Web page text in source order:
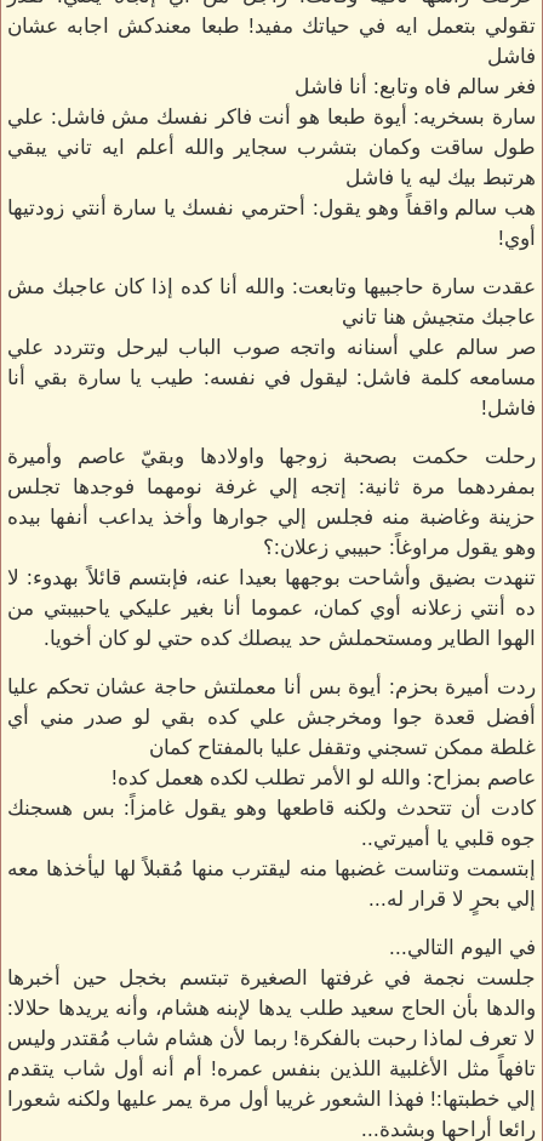
تقولي بتعمل ايه في حياتك مفيد! طبعا معندكش اجابه عشان
فاشل
فغر سالم فاه وتابع: أنا فاشل
سارة بسخريه: أيوة طبعا هو أنت فاكر نفسك مش فاشل: علي
طول ساقت وكمان بتشرب سجاير والله أعلم ايه تاني يبقي
هرتبط بيك ليه يا فاشل
هب سالم واقفاً وهو يقول: أحترمي نفسك يا سارة أنتي زودتيها
أوي!
عقدت سارة حاجبيها وتابعت: والله أنا كده إذا كان عاجبك مش
عاجبك متجيش هنا تاني
صر سالم علي أسنانه واتجه صوب الباب ليرحل وتتردد علي
مسامعه كلمة فاشل: ليقول في نفسه: طيب يا سارة بقي أنا
فاشل!
رحلت حكمت بصحبة زوجها واولادها وبقيّ عاصم وأميرة
بمفردهما مرة ثانية: إتجه إلي غرفة نومهما فوجدها تجلس
حزينة وغاضبة منه فجلس إلي جوارها وأخذ يداعب أنفها بيده
وهو يقول مراوغاً: حبيبي زعلان:؟
تنهدت بضيق وأشاحت بوجهها بعيدا عنه، فإبتسم قائلاً بهدوء: لا
ده أنتي زعلانه أوي كمان، عموما أنا بغير عليكي ياحبيبتي من
الهوا الطاير ومستحملش حد يبصلك كده حتي لو كان أخويا.
ردت أميرة بحزم: أيوة بس أنا معملتش حاجة عشان تحكم عليا
أفضل قعدة جوا ومخرجش علي كده بقي لو صدر مني أي
غلطة ممكن تسجني وتقفل عليا بالمفتاح كمان
عاصم بمزاح: والله لو الأمر تطلب لكده هعمل كده!
كادت أن تتحدث ولكنه قاطعها وهو يقول غامزاً: بس هسجنك
جوه قلبي يا أميرتي..
إبتسمت وتناست غضبها منه ليقترب منها مُقبلاً لها ليأخذها معه
إلي بحرٍ لا قرار له...
في اليوم التالي...
جلست نجمة في غرفتها الصغيرة تبتسم بخجل حين أخبرها
والدها بأن الحاج سعيد طلب يدها لإبنه هشام، وأنه يريدها حلالا:
لا تعرف لماذا رحبت بالفكرة! ربما لأن هشام شاب مُقتدر وليس
تافهاً مثل الأغلبية اللذين بنفس عمره! أم أنه أول شاب يتقدم
إلي خطبتها:! فهذا الشعور غريبا أول مرة يمر عليها ولكنه شعورا
رائعا أراحها وبشدة...